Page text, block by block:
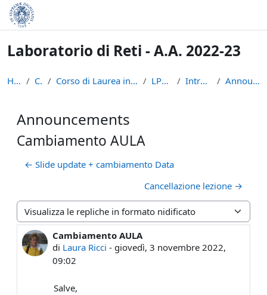
Vai al contenuto principale
Laboratorio di Reti - A.A. 2022-23
Home Corsi Corso di Laurea in Informatica (L-31) LPR-22-23 Introduzione Announcements
Announcements
Cambiamento AULA
← Slide update + cambiamento Data
Cancellazione lezione →
Modalità visualizzazione
Cambiamento AULA
di Laura Ricci -giovedì, 3 novembre 2022,
09:02
Numero di risposte: 0
Salve,